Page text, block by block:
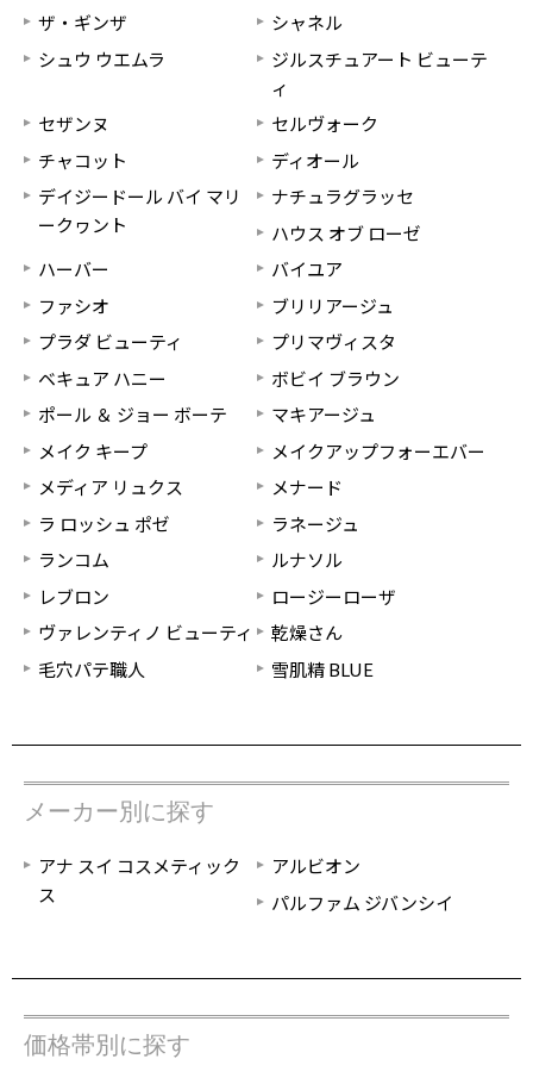
ザ・ギンザ
シャネル
シュウ ウエムラ
ジルスチュアート ビューテ
ィ
セザンヌ
セルヴォーク
チャコット
ディオール
デイジードール バイ マリ
ークヮント
ナチュラグラッセ
ハウス オブ ローゼ
ハーバー
バイユア
ファシオ
ブリリアージュ
プラダ ビューティ
プリマヴィスタ
ベキュア ハニー
ボビイ ブラウン
ポール ＆ ジョー ボーテ
マキアージュ
メイク キープ
メイクアップフォーエバー
メディア リュクス
メナード
ラ ロッシュ ポゼ
ラネージュ
ランコム
ルナソル
レブロン
ロージーローザ
ヴァレンティノ ビューティ
乾燥さん
毛穴パテ職人
雪肌精 BLUE
メーカー別に探す
アナ スイ コスメティック
ス
アルビオン
パルファム ジバンシイ
価格帯別に探す